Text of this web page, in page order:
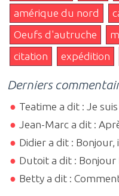
amérique du nord
Oeufs d'autruche
citation
expédition
Derniers
Teatime a dit : Je
Jean-Marc a dit :
Didier a dit :
Dutoit a dit :
Betty a dit :